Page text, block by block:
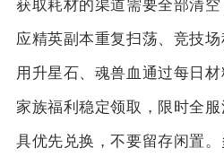
获取耗材的渠道需要全部清
应精英副本重复扫荡、竞技
用升星石、魂兽血通过每日材
家族福利稳定领取，限时全
具优先兑换，不要留存闲置